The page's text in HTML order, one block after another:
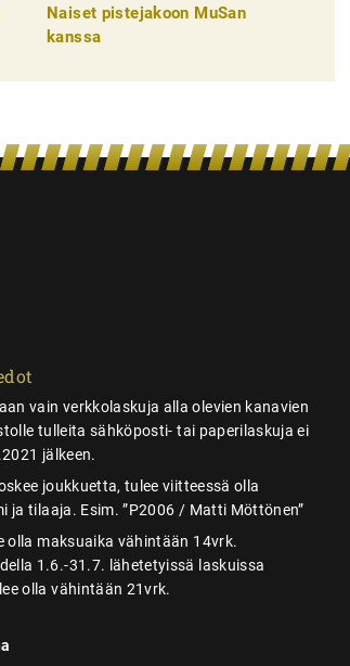
Naiset pistejakoon MuSan
kanssa
vain verkkolaskuja alla olevien kanavien
tulleita sähköposti- tai paperilaskuja ei
jälkeen.
joukkuetta, tulee viitteessä olla
ja tilaaja. Esim. ”P2006 / Matti Möttönen”
olla maksuaika vähintään 14vrk.
1.6.-31.7. lähetetyissä laskuissa
olla vähintään 21vrk.